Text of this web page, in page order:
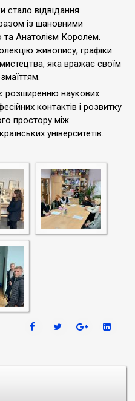
відвідання
із шановними
Анатолієм Королем.
живопису, графіки
яка вражає своїм
розширенню наукових
контактів і розвитку
простору між
університетів.